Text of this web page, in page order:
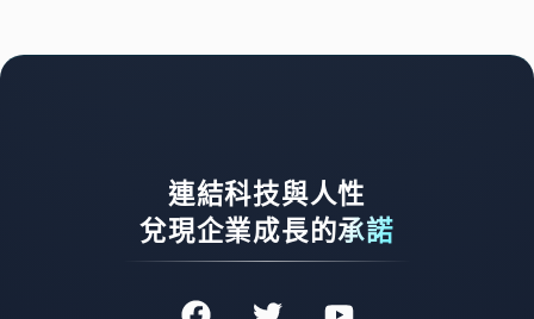
連結科技與人性
兌現企業成長的承諾